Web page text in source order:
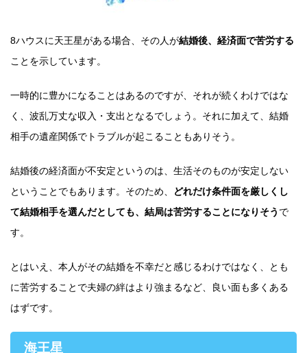
8ハウスに天王星がある場合、その人が結婚後、経済面で苦労する
ことを示しています。
一時的に豊かになることはあるのですが、それが続くわけではな
く、波乱万丈な収入・支出となるでしょう。それに加えて、結婚
相手の遺産関係でトラブルが起こることもありそう。
結婚後の経済面が不安定というのは、生活そのものが安定しない
ということでもあります。そのため、
どれだけ条件面を厳しくし
て結婚相手を選んだとしても、結局は苦労することになりそう で
す。
とはいえ、本人がその結婚を不幸だと感じるわけではなく、とも
に苦労することで夫婦の絆はより強まるなど、良い面も多くある
はずです。
海王星